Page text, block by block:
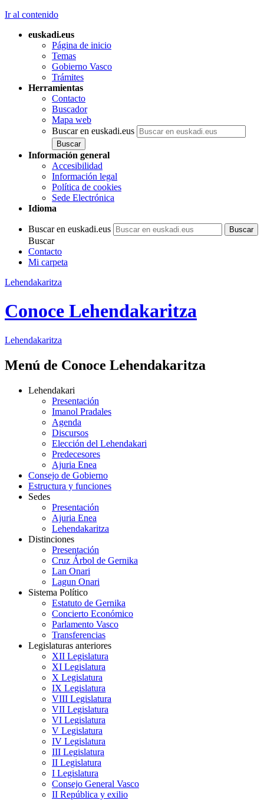
Ir al contenido
euskadi.eus
Página de inicio
Temas
Gobierno Vasco
Trámites
Herramientas
Contacto
Buscador
Mapa web
Buscar en euskadi.eus
Información general
Accesibilidad
Información legal
Política de cookies
Sede Electrónica
Idioma
Buscar en euskadi.eus
Buscar
Contacto
Mi carpeta
Lehendakaritza
Conoce Lehendakaritza
Lehendakaritza
Menú de Conoce Lehendakaritza
Lehendakari
Presentación
Imanol Pradales
Agenda
Discursos
Elección del Lehendakari
Predecesores
Ajuria Enea
Consejo de Gobierno
Estructura y funciones
Sedes
Presentación
Ajuria Enea
Lehendakaritza
Distinciones
Presentación
Cruz Árbol de Gernika
Lan Onari
Lagun Onari
Sistema Político
Estatuto de Gernika
Concierto Económico
Parlamento Vasco
Transferencias
Legislaturas anteriores
XII Legislatura
XI Legislatura
X Legislatura
IX Legislatura
VIII Legislatura
VII Legislatura
VI Legislatura
V Legislatura
IV Legislatura
III Legislatura
II Legislatura
I Legislatura
Consejo General Vasco
II República y exilio